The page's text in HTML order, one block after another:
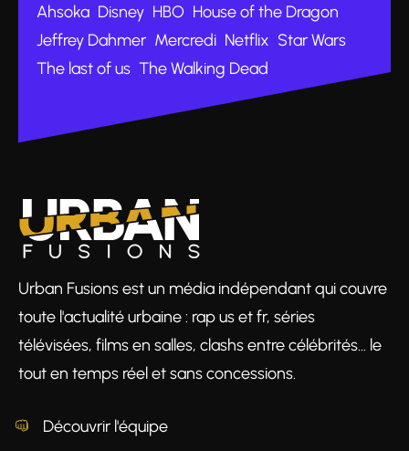
Urban Fusions est un média indépendant qui couvre
toute l'actualité urbaine : rap us et fr, séries
télévisées, films en salles, clashs entre célébrités… le
tout en temps réel et sans concessions.
Découvrir l'équipe
Ahsoka Disney HBO House of the Dragon
Jeffrey Dahmer Mercredi Netflix Star Wars
The last of us The Walking Dead